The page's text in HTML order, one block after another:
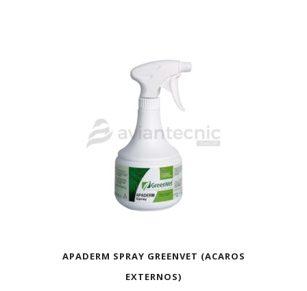
APADERM SPRAY GREENVET (ACAROS
EXTERNOS)